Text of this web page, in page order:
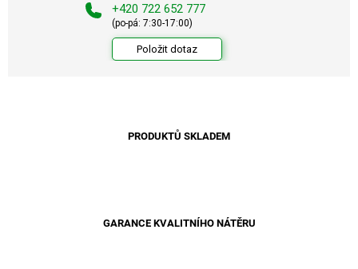
+420 722 652 777
(po-pá: 7:30-17:00)
Položit dotaz
PRODUKTŮ SKLADEM
GARANCE KVALITNÍHO NÁTĚRU